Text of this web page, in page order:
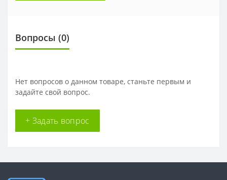
Вопросы (0)
Нет вопросов о данном товаре, станьте первым и
задайте свой вопрос.
+ Задать вопрос